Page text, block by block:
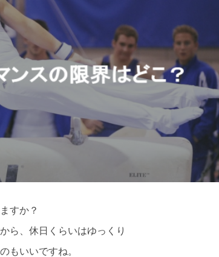
すか？
ら、休日くらいはゆっくり
もいいですね。